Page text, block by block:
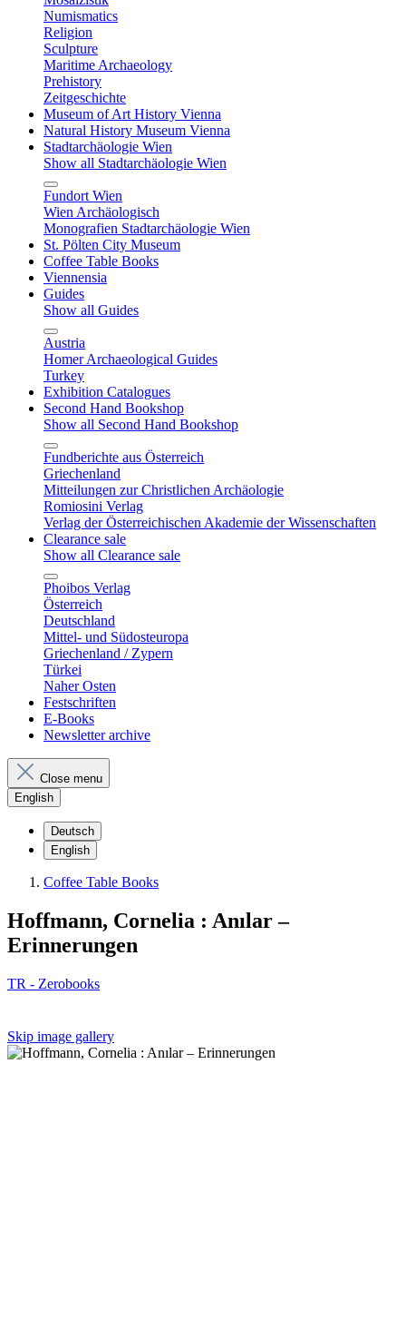
Numismatics
Religion
Sculpture
Maritime Archaeology
Prehistory
Zeitgeschichte
Museum of Art History Vienna
Natural History Museum Vienna
Stadtarchäologie Wien
Show all Stadtarchäologie Wien
Fundort Wien
Wien Archäologisch
Monografien Stadtarchäologie Wien
St. Pölten City Museum
Coffee Table Books
Viennensia
Guides
Show all Guides
Austria
Homer Archaeological Guides
Turkey
Exhibition Catalogues
Second Hand Bookshop
Show all Second Hand Bookshop
Fundberichte aus Österreich
Griechenland
Mitteilungen zur Christlichen Archäologie
Romiosini Verlag
Verlag der Österreichischen Akademie der Wissenschaften
Clearance sale
Show all Clearance sale
Phoibos Verlag
Österreich
Deutschland
Mittel- und Südosteuropa
Griechenland / Zypern
Türkei
Naher Osten
Festschriften
E-Books
Newsletter archive
Close menu
English
Deutsch
English
Coffee Table Books
Hoffmann, Cornelia : Anılar –
Erinnerungen
TR - Zerobooks
Skip image gallery